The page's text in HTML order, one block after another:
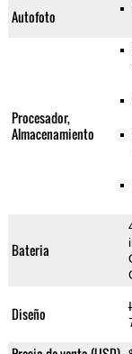
Autofoto
Procesador,
Almacenamiento
Bateria
Diseño